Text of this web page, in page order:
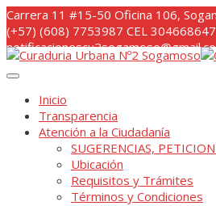
Skip
to
content
Carrera 11 #15-50 Oficina 106,
(+57) (608) 7753987 CEL
Inicio
Transparencia
Atención a la Ciudadanía
SUGERENCIAS,
Ubicación
Requisitos y Trámites
Términos y Condiciones